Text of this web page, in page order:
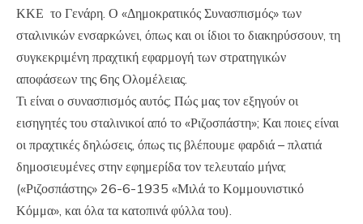
ΚΚΕ το Γενάρη. Ο «Δημοκρατικός Συνασπισμός» των
σταλινικών ενσαρκώνει, όπως και οι ίδιοι το διακηρύσσουν, τη
συγκεκριμένη πραχτική εφαρμογή των στρατηγικών
αποφάσεων της 6ης Ολομέλειας.
Τι είναι ο συνασπισμός αυτός; Πώς μας τον εξηγούν οι
εισηγητές του σταλινικοί από το «Ριζοσπάστη»; Και ποιες είναι
οι πραχτικές δηλώσεις, όπως τις βλέπουμε φαρδιά – πλατιά
δημοσιευμένες στην εφημερίδα τον τελευταίο μήνα;
(«Ριζοσπάστης» 26-6-1935 «Μιλά το Κομμουνιστικό
Κόμμα», και όλα τα κατοπινά φύλλα του).